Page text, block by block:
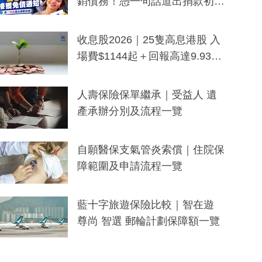
一度被誤當詐騙手段
收息股2026｜25隻高息港股 入
場費$1144起＋回報高達9.93
人壽保險保單繼承｜受益人 遺
產承辦分別及流程一覽
自願醫保支氣管炎索償｜住院保
障範圍及申請流程一覽
藍十字旅遊保險比較｜智在遊
尊尚 智選 郵輪計劃保障額一覽